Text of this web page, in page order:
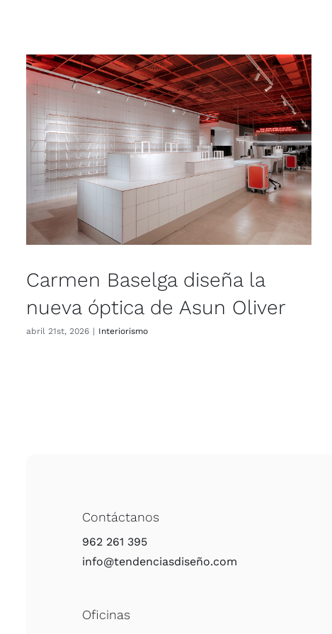
Carmen Baselga diseña la
nueva óptica de Asun Oliver
abril 21st, 2026 | Inte­rio­ris­mo
Contáctanos
962 261 395
info@tendenciasdiseño.com
Oficinas